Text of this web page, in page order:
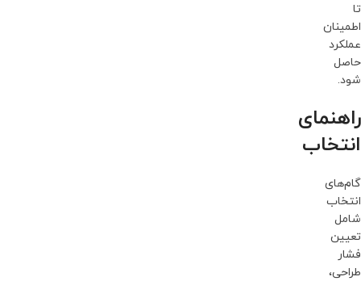
تا
اطمینان
عملکرد
حاصل
شود.
راهنمای
انتخاب
گام‌های
انتخاب
شامل
تعیین
فشار
طراحی،